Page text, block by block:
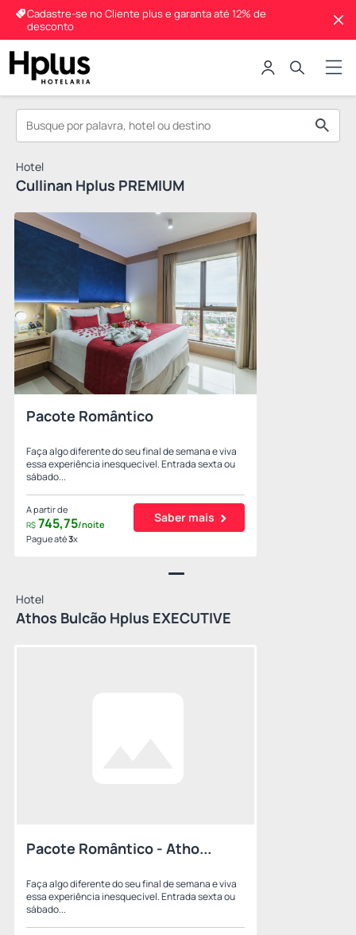
Cadastre-se no Cliente plus e garanta até 12% de
desconto
Hotel
Cullinan Hplus PREMIUM
Pacote Romântico
Faça algo diferente do seu final de semana e viva
essa experiência inesquecível. Entrada sexta ou
sábado...
A partir de
R$ 745,75/noite
Pague até3x
Saber mais
Hotel
Athos Bulcão Hplus EXECUTIVE
Pacote Romântico - Atho...
Faça algo diferente do seu final de semana e viva
essa experiência inesquecível. Entrada sexta ou
sábado...